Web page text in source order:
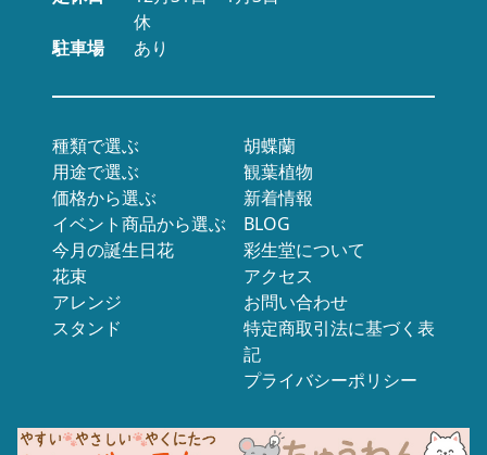
休
駐車場
あり
種類で選ぶ
用途で選ぶ
価格から選ぶ
イベント商品から選ぶ
今月の誕生日花
花束
アレンジ
スタンド
胡蝶蘭
観葉植物
新着情報
BLOG
彩生堂について
アクセス
お問い合わせ
特定商取引法に基づく表
記
プライバシーポリシー